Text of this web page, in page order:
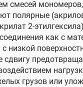
смесей
полярные
2-
как с
низкой
сдвигу
грузов или